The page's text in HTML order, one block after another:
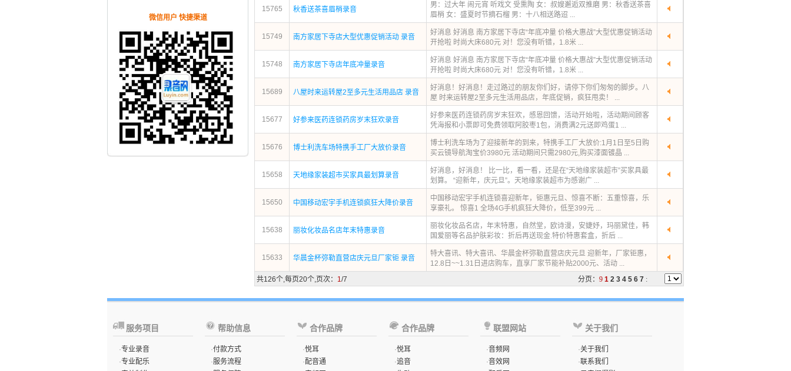
微信用户 快捷渠道
15765 秋香送茶喜眉梢录音
男：过大年 闹元宵 听戏文 受熏陶 女：叔嫂邂逅双推磨 男：秋香送茶喜
眉梢 女：盛夏时节摘石榴 男：十八相送路迢 ...
15749 南方家居下寺店大型优惠促销活动 录音
好消息 好消息 南方家居下寺店“年底冲量 价格大惠战”大型优惠促销活动
开抢啦 时尚大床680元 对！您没有听错，1.8米 ...
15748 南方家居下寺店年底冲量录音
好消息 好消息 南方家居下寺店“年底冲量 价格大惠战”大型优惠促销活动
开抢啦 时尚大床680元 对！您没有听错，1.8米 ...
15689 八屋时来运转屋2至多元生活用品店 录音
好消息！好消息！走过路过的朋友你们好，请停下你们匆匆的脚步。八
屋 时来运转屋2至多元生活用品店，年底促销，疯狂甩卖！ ...
15677 好参来医药连锁药房岁末狂欢录音
好参来医药连锁药房岁末狂欢，感恩回馈，活动开始啦，活动期间顾客
凭海报和小票即可免费领取阿胶枣1包，消费满2元送即鸡蛋1 ...
15676 博士利洗车场特携手工厂大放价录音
博士利洗车场为了迎接新年的到来，特携手工厂大放价:1月1日至5日购
买云镜导航淘宝价3980元 活动期间只需2980元,购买漆面镀晶 ...
15658 天地缘家装超市买家具最划算录音
好消息，好消息！ 比一比，看一看，还是在“天地缘家装超市”买家具最
划算。 “迎新年，庆元旦”。天地缘家装超市为感谢广 ...
15650 中国移动宏宇手机连锁疯狂大降价录音
中国移动宏宇手机连锁喜迎新年，钜惠元旦、惊喜不断：五重惊喜，乐
享豪礼。 惊喜1 全场4G手机疯狂大降价，低至399元 ...
15638 丽妆化妆品名店年末特惠录音
丽妆化妆品名店，年末特惠，自然堂，欧诗漫，安婕妤，玛丽黛佳，韩
国爱丽等名品护肤彩妆：折后再送现金.特价特惠套盒，折后 ...
15633 华晨金杯弥勒直营店庆元旦厂家钜 录音
特大喜讯、特大喜讯、华晨金杯弥勒直营店庆元旦 迎新年，厂家钜惠，
12.8日~~1.31日进店购车，直享厂家节能补贴2000元、活动 ...
共126个,每页20个,页次： 1/7 分页： 9 1 2 3 4 5 6 7 :
服务项目
·专业录音
·专业配乐
帮助信息
·付款方式
·服务流程
合作品牌
·悦耳
·配音通
合作品牌
·悦耳
·追音
联盟网站
·音频网
·音效网
关于我们
·关于我们
·联系我们